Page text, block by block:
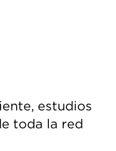
estudios
toda la red